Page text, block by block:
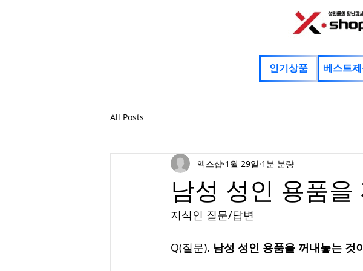
인기상품 베스트
All Posts
남성 성인 용품
엑스샵 1월 29일 1분 분량
지식인 질문/답변
Q(질문). 남성 성인 용품을 꺼내놓는 것